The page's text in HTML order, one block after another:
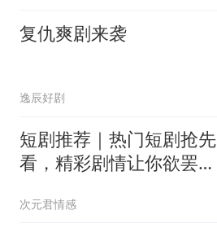
复仇爽剧来袭
逸辰好剧
短剧推荐｜热门短剧抢先
看，精彩剧情让你欲罢不
次元君情感